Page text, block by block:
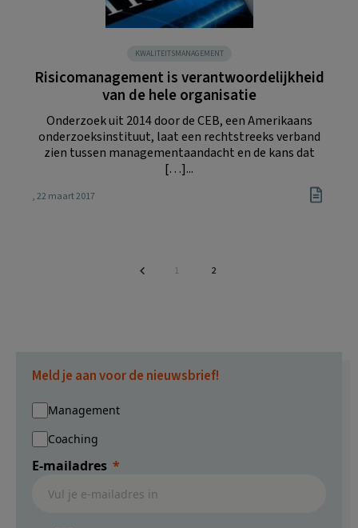
KWALITEITSMANAGEMENT
Risicomanagement is verantwoordelijkheid
van de hele organisatie
Onderzoek uit 2014 door de CEB, een Amerikaans
onderzoeksinstituut, laat een rechtstreeks verband
zien tussen managementaandacht en de kans dat
[…]...
, 22 maart 2017
Pagina
1 Pagina
2
Meld je aan voor de nieuwsbrief!
Management
Coaching
E-mailadres